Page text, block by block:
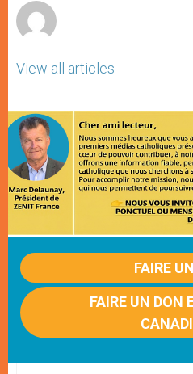
View all articles
FAIRE
FAIRE UN DON